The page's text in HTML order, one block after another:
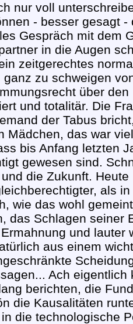
nur voll
- besser gesagt
Gespräch mit dem
in die Augen
zeitgerechtes
ganz zu schweigen
über
und totalitär. Die
der Tabus
Mädchen, das war
bis Anfang letzten
gewesen sind.
die Zukunft.
als
wie das wohl
das Schlagen seiner
und lauter
aus einem
Ach
berichten, die
die Kausalitäten
die technologische